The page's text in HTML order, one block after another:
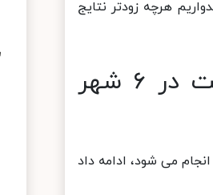
هرچه زودتر نتایج
مرحله سوم تست انسانی کوو ایران برکت در ۶ شهر
تست انسانی واکسن کوو ایران برکت در ۶ شهر انجام می شود، ادامه داد